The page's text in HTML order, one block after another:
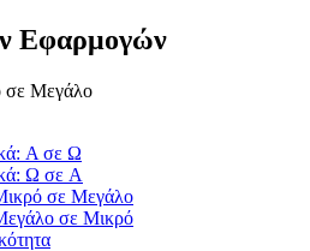
Εφαρμογών
σε Μεγάλο
A σε Ω
Ω σε A
σε Μεγάλο
σε Μικρό